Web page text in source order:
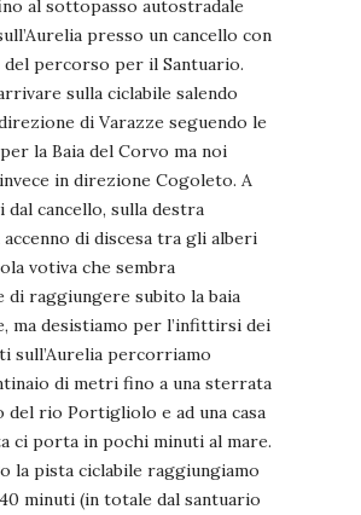
al sottopasso autostradale
presso un cancello con
del percorso per il Santuario.
sulla ciclabile salendo
di Varazze seguendo le
la Baia del Corvo ma noi
in direzione Cogoleto. A
cancello, sulla destra
di discesa tra gli alberi
votiva che sembra
raggiungere subito la baia
ma desistiamo per l’infittirsi dei
sull’Aurelia percorriamo
di metri fino a una sterrata
del rio Portigliolo e ad una casa
ci porta in pochi minuti al mare.
la pista ciclabile raggiungiamo
minuti (in totale dal santuario